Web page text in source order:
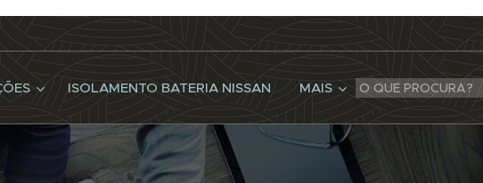
ISOLAMENTO BATERIA NISSAN MAIS